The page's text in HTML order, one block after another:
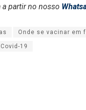
partir no nosso
Onde se vacinar em
19